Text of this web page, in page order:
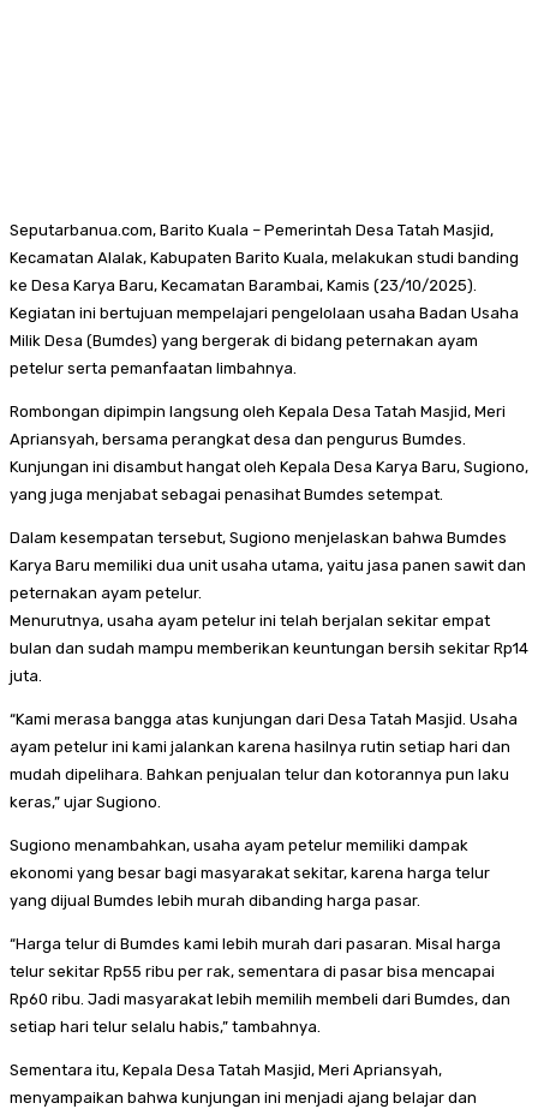
Seputarbanua.com, Barito Kuala – Pemerintah Desa Tatah Masjid,
Kecamatan Alalak, Kabupaten Barito Kuala, melakukan studi banding
ke Desa Karya Baru, Kecamatan Barambai, Kamis (23/10/2025).
Kegiatan ini bertujuan mempelajari pengelolaan usaha Badan Usaha
Milik Desa (Bumdes) yang bergerak di bidang peternakan ayam
petelur serta pemanfaatan limbahnya.
Rombongan dipimpin langsung oleh Kepala Desa Tatah Masjid, Meri
Apriansyah, bersama perangkat desa dan pengurus Bumdes.
Kunjungan ini disambut hangat oleh Kepala Desa Karya Baru, Sugiono,
yang juga menjabat sebagai penasihat Bumdes setempat.
Dalam kesempatan tersebut, Sugiono menjelaskan bahwa Bumdes
Karya Baru memiliki dua unit usaha utama, yaitu jasa panen sawit dan
peternakan ayam petelur.
Menurutnya, usaha ayam petelur ini telah berjalan sekitar empat
bulan dan sudah mampu memberikan keuntungan bersih sekitar Rp14
juta.
“Kami merasa bangga atas kunjungan dari Desa Tatah Masjid. Usaha
ayam petelur ini kami jalankan karena hasilnya rutin setiap hari dan
mudah dipelihara. Bahkan penjualan telur dan kotorannya pun laku
keras,” ujar Sugiono.
Sugiono menambahkan, usaha ayam petelur memiliki dampak
ekonomi yang besar bagi masyarakat sekitar, karena harga telur
yang dijual Bumdes lebih murah dibanding harga pasar.
“Harga telur di Bumdes kami lebih murah dari pasaran. Misal harga
telur sekitar Rp55 ribu per rak, sementara di pasar bisa mencapai
Rp60 ribu. Jadi masyarakat lebih memilih membeli dari Bumdes, dan
setiap hari telur selalu habis,” tambahnya.
Sementara itu, Kepala Desa Tatah Masjid, Meri Apriansyah,
menyampaikan bahwa kunjungan ini menjadi ajang belajar dan